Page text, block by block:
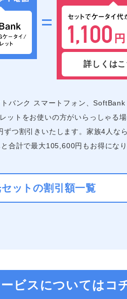
詳しくはこ
バンク スマートフォン、
ットをお使いの方がいらっしゃる
つ割引きいたします。家族4人な
合計で最大105,600円もお得になり
ットの割引額一覧
ビスについてはコ